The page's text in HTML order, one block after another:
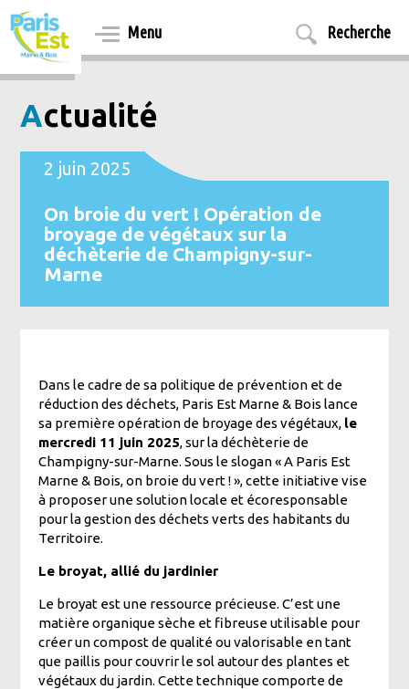
Aller
au
contenu
principal
Menu Recherche
Actualité
2 juin 2025
On broie du vert ! Opération de
broyage de végétaux sur la
déchèterie de Champigny-sur-
Marne
Dans le cadre de sa politique de prévention et de
réduction des déchets, Paris Est Marne & Bois lance
sa première opération de broyage des végétaux, le
mercredi 11 juin 2025, sur la déchèterie de
Champigny-sur-Marne. Sous le slogan « A Paris Est
Marne & Bois, on broie du vert ! », cette initiative vise
à proposer une solution locale et écoresponsable
pour la gestion des déchets verts des habitants du
Territoire.
Le broyat, allié du jardinier
Le broyat est une ressource précieuse. C’est une
matière organique sèche et fibreuse utilisable pour
créer un compost de qualité ou valorisable en tant
que paillis pour couvrir le sol autour des plantes et
végétaux du jardin. Cette technique comporte de